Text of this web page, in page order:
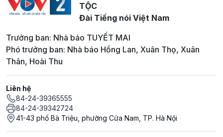
TỘC
Đài Tiếng nói Việt Nam
Trưởng ban: Nhà báo TUYẾT MAI
Phó trưởng ban: Nhà báo Hồng Lan, Xuân Thọ, Xuân
Thân, Hoài Thu
Liên hệ
84-24-39365555
84-24-39342724
41-43 phố Bà Triệu, phường Cửa Nam, TP. Hà Nội